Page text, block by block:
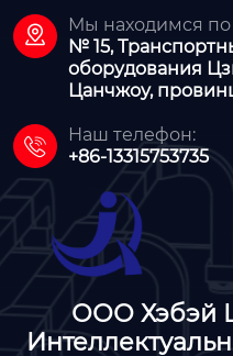

Мы находимся по
№ 15,
оборудования
Цанчжоу,

Наш телефон:
+86-13315753735
ООО Хэбэй